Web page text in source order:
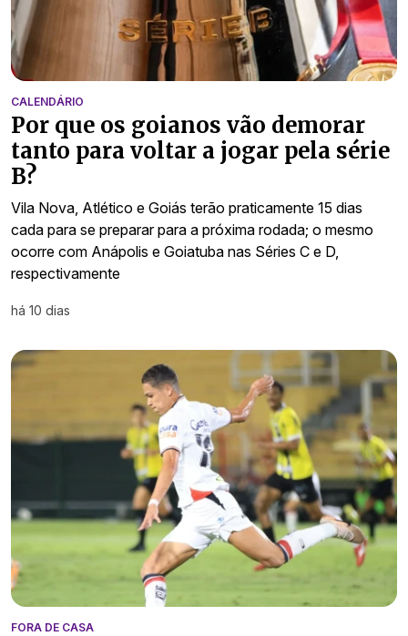
CALENDÁRIO
Por que os goianos vão demorar
tanto para voltar a jogar pela série
B?
Vila Nova, Atlético e Goiás terão praticamente 15 dias
cada para se preparar para a próxima rodada; o mesmo
ocorre com Anápolis e Goiatuba nas Séries C e D,
respectivamente
há 10 dias
FORA DE CASA